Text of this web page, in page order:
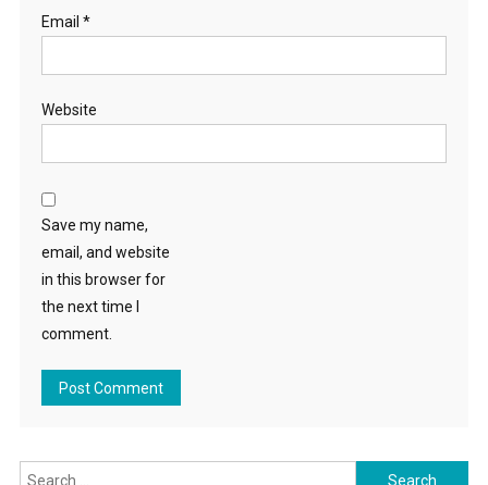
Email *
Website
Save my name,
email, and website
in this browser for
the next time I
comment.
Search for: